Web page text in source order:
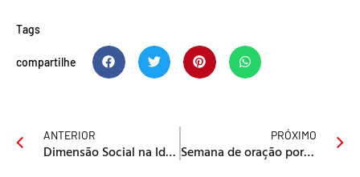
Tags
compartilhe
ANTERIOR
Dimensão Social na Identidade Metodista
PRÓXIMO
Semana de oração por Colômbia, Venezuela e Equador!